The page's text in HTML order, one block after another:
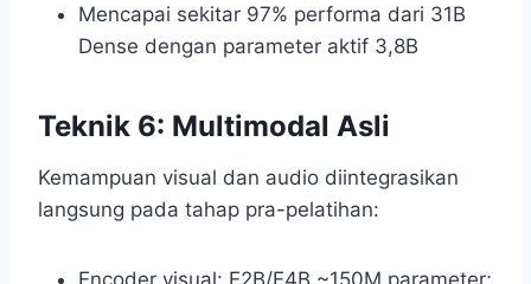
Mencapai sekitar 97% performa dari 31B
Dense dengan parameter aktif 3,8B
Teknik 6: Multimodal Asli
Kemampuan visual dan audio diintegrasikan
langsung pada tahap pra-pelatihan:
Encoder visual: E2B/E4B ~150M parameter;